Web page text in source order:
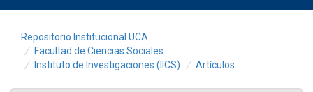
Repositorio Institucional UCA
Facultad de Ciencias Sociales
Instituto de Investigaciones (IICS)
Artículos